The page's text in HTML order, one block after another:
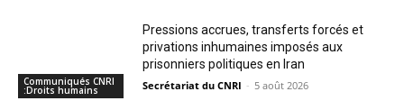
Communiqués CNRI
:Droits humains
Pressions accrues, transferts forcés et
privations inhumaines imposés aux
prisonniers politiques en Iran
Secrétariat du CNRI - 5 août 2026